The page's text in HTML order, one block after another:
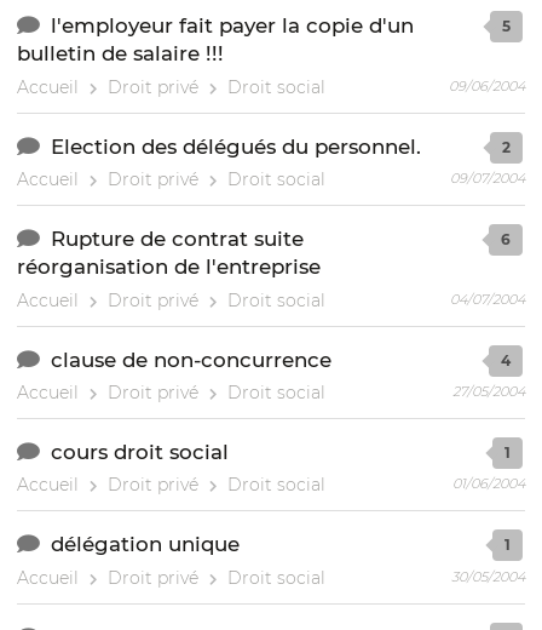
l'employeur fait payer la copie d'un
bulletin de salaire !!!
Accueil Droit privé Droit social
5
09/06/2004
Election des délégués du personnel.
Accueil Droit privé Droit social
2
09/07/2004
Rupture de contrat suite
réorganisation de l'entreprise
Accueil Droit privé Droit social
6
04/07/2004
clause de non-concurrence
Accueil Droit privé Droit social
4
27/05/2004
cours droit social
Accueil Droit privé Droit social
1
01/06/2004
délégation unique
Accueil Droit privé Droit social
1
30/05/2004